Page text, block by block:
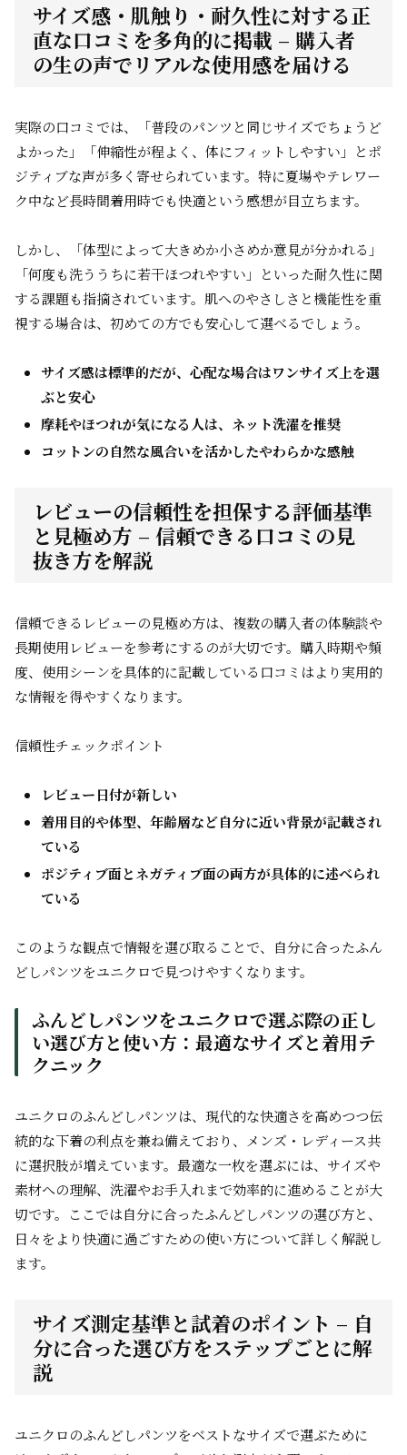
サイズ感・肌触り・耐久性に対する正
直な口コミを多角的に掲載 – 購入者
の生の声でリアルな使用感を届ける
実際の口コミでは、「普段のパンツと同じサイズでちょうど
よかった」「伸縮性が程よく、体にフィットしやすい」とポ
ジティブな声が多く寄せられています。特に夏場やテレワー
ク中など長時間着用時でも快適という感想が目立ちます。
しかし、「体型によって大きめか小さめか意見が分かれる」
「何度も洗ううちに若干ほつれやすい」といった耐久性に関
する課題も指摘されています。肌へのやさしさと機能性を重
視する場合は、初めての方でも安心して選べるでしょう。
サイズ感は標準的だが、心配な場合はワンサイズ上を選
ぶと安心
摩耗やほつれが気になる人は、ネット洗濯を推奨
コットンの自然な風合いを活かしたやわらかな感触
レビューの信頼性を担保する評価基準
と見極め方 – 信頼できる口コミの見
抜き方を解説
信頼できるレビューの見極め方は、複数の購入者の体験談や
長期使用レビューを参考にするのが大切です。購入時期や頻
度、使用シーンを具体的に記載している口コミはより実用的
な情報を得やすくなります。
信頼性チェックポイント
レビュー日付が新しい
着用目的や体型、年齢層など自分に近い背景が記載され
ている
ポジティブ面とネガティブ面の両方が具体的に述べられ
ている
このような観点で情報を選び取ることで、自分に合ったふん
どしパンツをユニクロで見つけやすくなります。
ふんどしパンツをユニクロで選ぶ際の正し
い選び方と使い方：最適なサイズと着用テ
クニック
ユニクロのふんどしパンツは、現代的な快適さを高めつつ伝
統的な下着の利点を兼ね備えており、メンズ・レディース共
に選択肢が増えています。最適な一枚を選ぶには、サイズや
素材への理解、洗濯やお手入れまで効率的に進めることが大
切です。ここでは自分に合ったふんどしパンツの選び方と、
日々をより快適に過ごすための使い方について詳しく解説し
ます。
サイズ測定基準と試着のポイント – 自
分に合った選び方をステップごとに解
説
ユニクロのふんどしパンツをベストなサイズで選ぶために